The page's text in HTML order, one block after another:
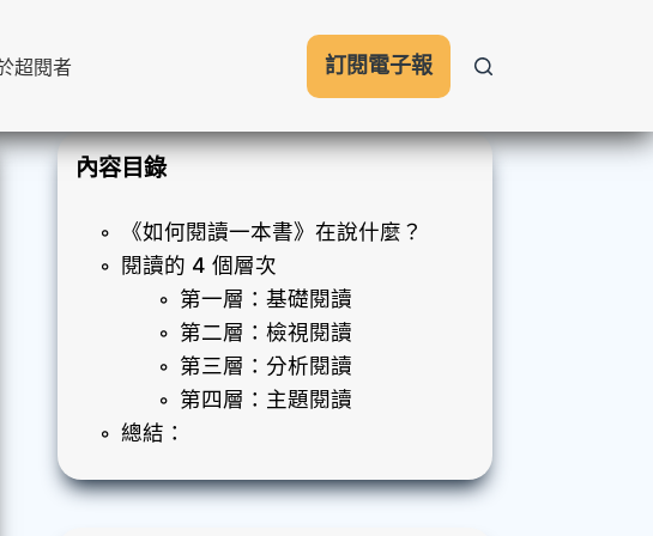
超閱者 訂閱電子報
內容目錄
《如何閱讀一本書》在說什麼？
閱讀的 4 個層次
第一層：基礎閱讀
第二層：檢視閱讀
第三層：分析閱讀
第四層：主題閱讀
總結：